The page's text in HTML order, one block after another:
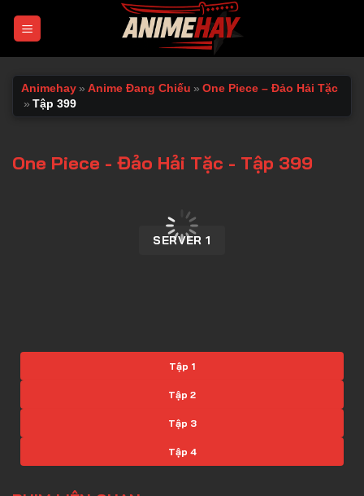
Animehay » Anime Đang Chiếu » One Piece – Đảo Hải Tặc
» Tập 399
One Piece - Đảo Hải Tặc - Tập 399
SERVER 1
Tập 1
Tập 2
Tập 3
Tập 4